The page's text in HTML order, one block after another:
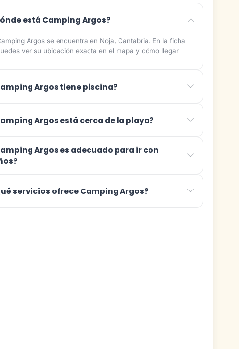
está Camping Argos?
Argos se encuentra en Noja, Cantabria. En la ficha
ver su ubicación exacta en el mapa y cómo llegar.
Argos tiene piscina?
Argos está cerca de la playa?
Argos es adecuado para ir con
servicios ofrece Camping Argos?